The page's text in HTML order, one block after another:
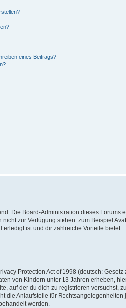
eines Beitrags?
Die Board-Administration dieses
zur Verfügung stehen: zum Beispiel
ist und dir zahlreiche Vorteile bietet.
Protection Act of 1998 (deutsch:
von Kindern unter 13 Jahren erheben,
auf der du dich zu registrieren versuchst,
die Anlaufstelle für
werden.